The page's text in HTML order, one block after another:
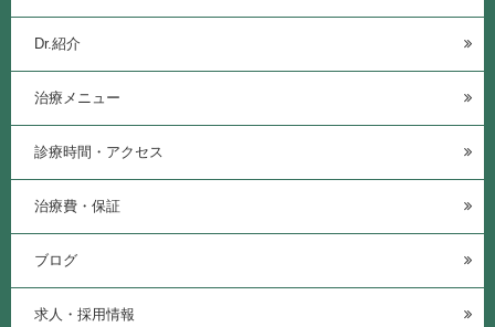
Dr.紹介
治療メニュー
診療時間・アクセス
治療費・保証
ブログ
求人・採用情報